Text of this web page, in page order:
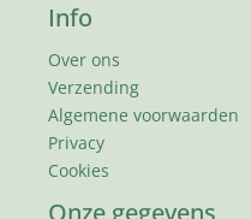
Info
Over ons
Verzending
Algemene voorwaarden
Privacy
Cookies
Onze gegevens